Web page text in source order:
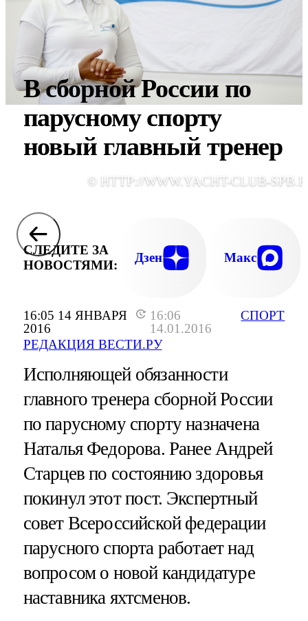
16:05 14 ЯНВАРЯ
2016
16:06
14.01.2016
РЕДАКЦИЯ ВЕСТИ.РУ
СПОРТ
В сборной России по
парусному спорту
новый главный тренер
© HTTP://WWW.YACHT-CLUB-
СЛЕДИТЕ ЗА
НОВОСТЯМИ:
Дзен Макс
Исполняющей обязанности
главного тренера сборной России
по парусному спорту назначена
Наталья Федорова. Ранее Андрей
Старцев по состоянию здоровья
покинул этот пост. Экспертный
совет Всероссийской федерации
парусного спорта работает над
вопросом о новой кандидатуре
наставника яхтсменов.